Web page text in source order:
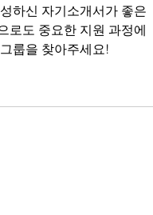
하신 자기소개서가 좋은
로도 중요한 지원 과정에
룹을 찾아주세요!